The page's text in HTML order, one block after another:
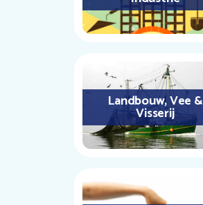
Landbouw, Vee &
Visserij